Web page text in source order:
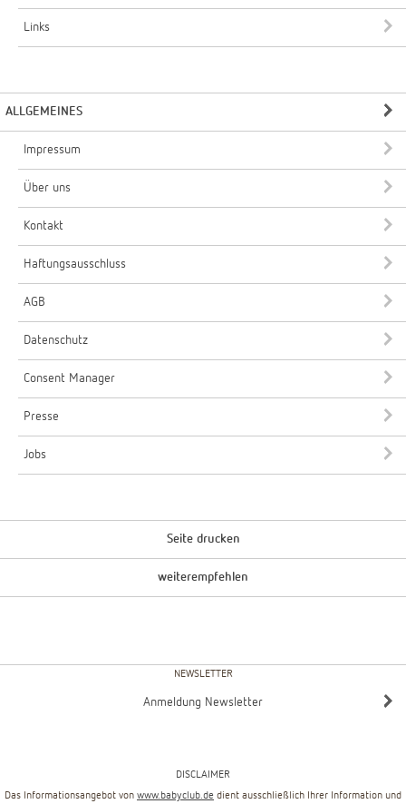
Links
ALLGEMEINES
Impressum
Über uns
Kontakt
Haftungsausschluss
AGB
Datenschutz
Consent Manager
Presse
Jobs
Seite drucken
weiterempfehlen
NEWSLETTER
Anmeldung Newsletter
DISCLAIMER
Das Informationsangebot von www.babyclub.de dient ausschließlich Ihrer Information und